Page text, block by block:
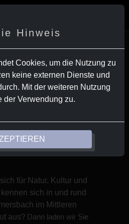
Hinweis
Cookies, um die Nutzung zu
keine externen Dienste und
Mit der weiteren Nutzung
der Verwendung zu.
auf
Kultur in
für Natur, Kultur und
sich in und rund
im Mittleren
aus? Dann laden wir Sie